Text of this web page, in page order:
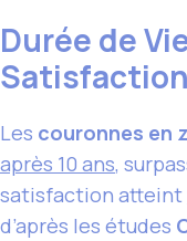
Durée de
Les couronnes en
après 10 ans,
satisfaction atteint
d’après les études